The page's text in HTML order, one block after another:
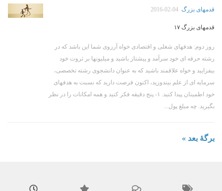
قدمهای بزرگ 2016-02-04
قدمهای بزرگ ۱۷
روز دوم: هدفهای شغلی و اقتصادی خواه آرزوی شما این باشد که در
رشته حرفه ای خود سرآمد و پیشتاز باشید و میلیونها بر ثروت خود
بیفزایید و خواه علاقمند باشید که به عنوان دانشجوی رشته تخصصی،
سرمایه ای از علم بیندوزید، اکنون فرصت دارید که نسبت به هدفهای
خود اطمینان پیدا کنید. ۱- پنج دقیقه فکر کنید و همه امکانات را در نظر
بگیرید. چه مبلغ پول...
برگهٔ بعد »